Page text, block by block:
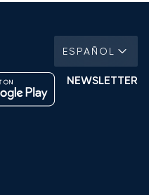
ESPAÑOL
NEWSLETTER